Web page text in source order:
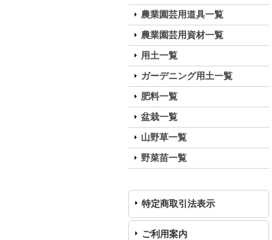
農業園芸用道具一覧
農業園芸用資材一覧
用土一覧
ガーデニング用土一覧
肥料一覧
盆栽一覧
山野草一覧
野菜苗一覧
特定商取引法表示
ご利用案内